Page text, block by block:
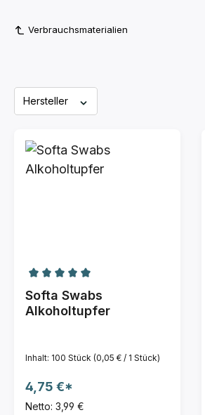
Verbrauchsmaterialien
Hersteller
Durchschnittliche Bewertung
Softa Swabs
Alkoholtupfer
Inhalt: 100 Stück (0,05 € / 1 Stück)
4,75 €*
Netto: 3,99 €